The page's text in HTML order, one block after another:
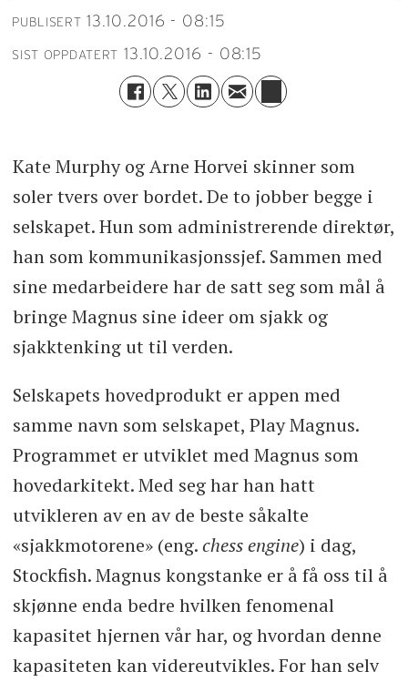
PUBLISERT 13.10.2016 - 08:15
SIST OPPDATERT 13.10.2016 - 08:15
Kate Murphy og Arne Horvei skinner som
soler tvers over bordet. De to jobber begge i
selskapet. Hun som administrerende direktør,
han som kommunikasjonssjef. Sammen med
sine medarbeidere har de satt seg som mål å
bringe Magnus sine ideer om sjakk og
sjakktenking ut til verden.
Selskapets hovedprodukt er appen med
samme navn som selskapet, Play Magnus.
Programmet er utviklet med Magnus som
hovedarkitekt. Med seg har han hatt
utvikleren av en av de beste såkalte
«sjakkmotorene» (eng.chess engine) i dag,
Stockfish. Magnus kongstanke er å få oss til å
skjønne enda bedre hvilken fenomenal
kapasitet hjernen vår har, og hvordan denne
kapasiteten kan videreutvikles. For han selv